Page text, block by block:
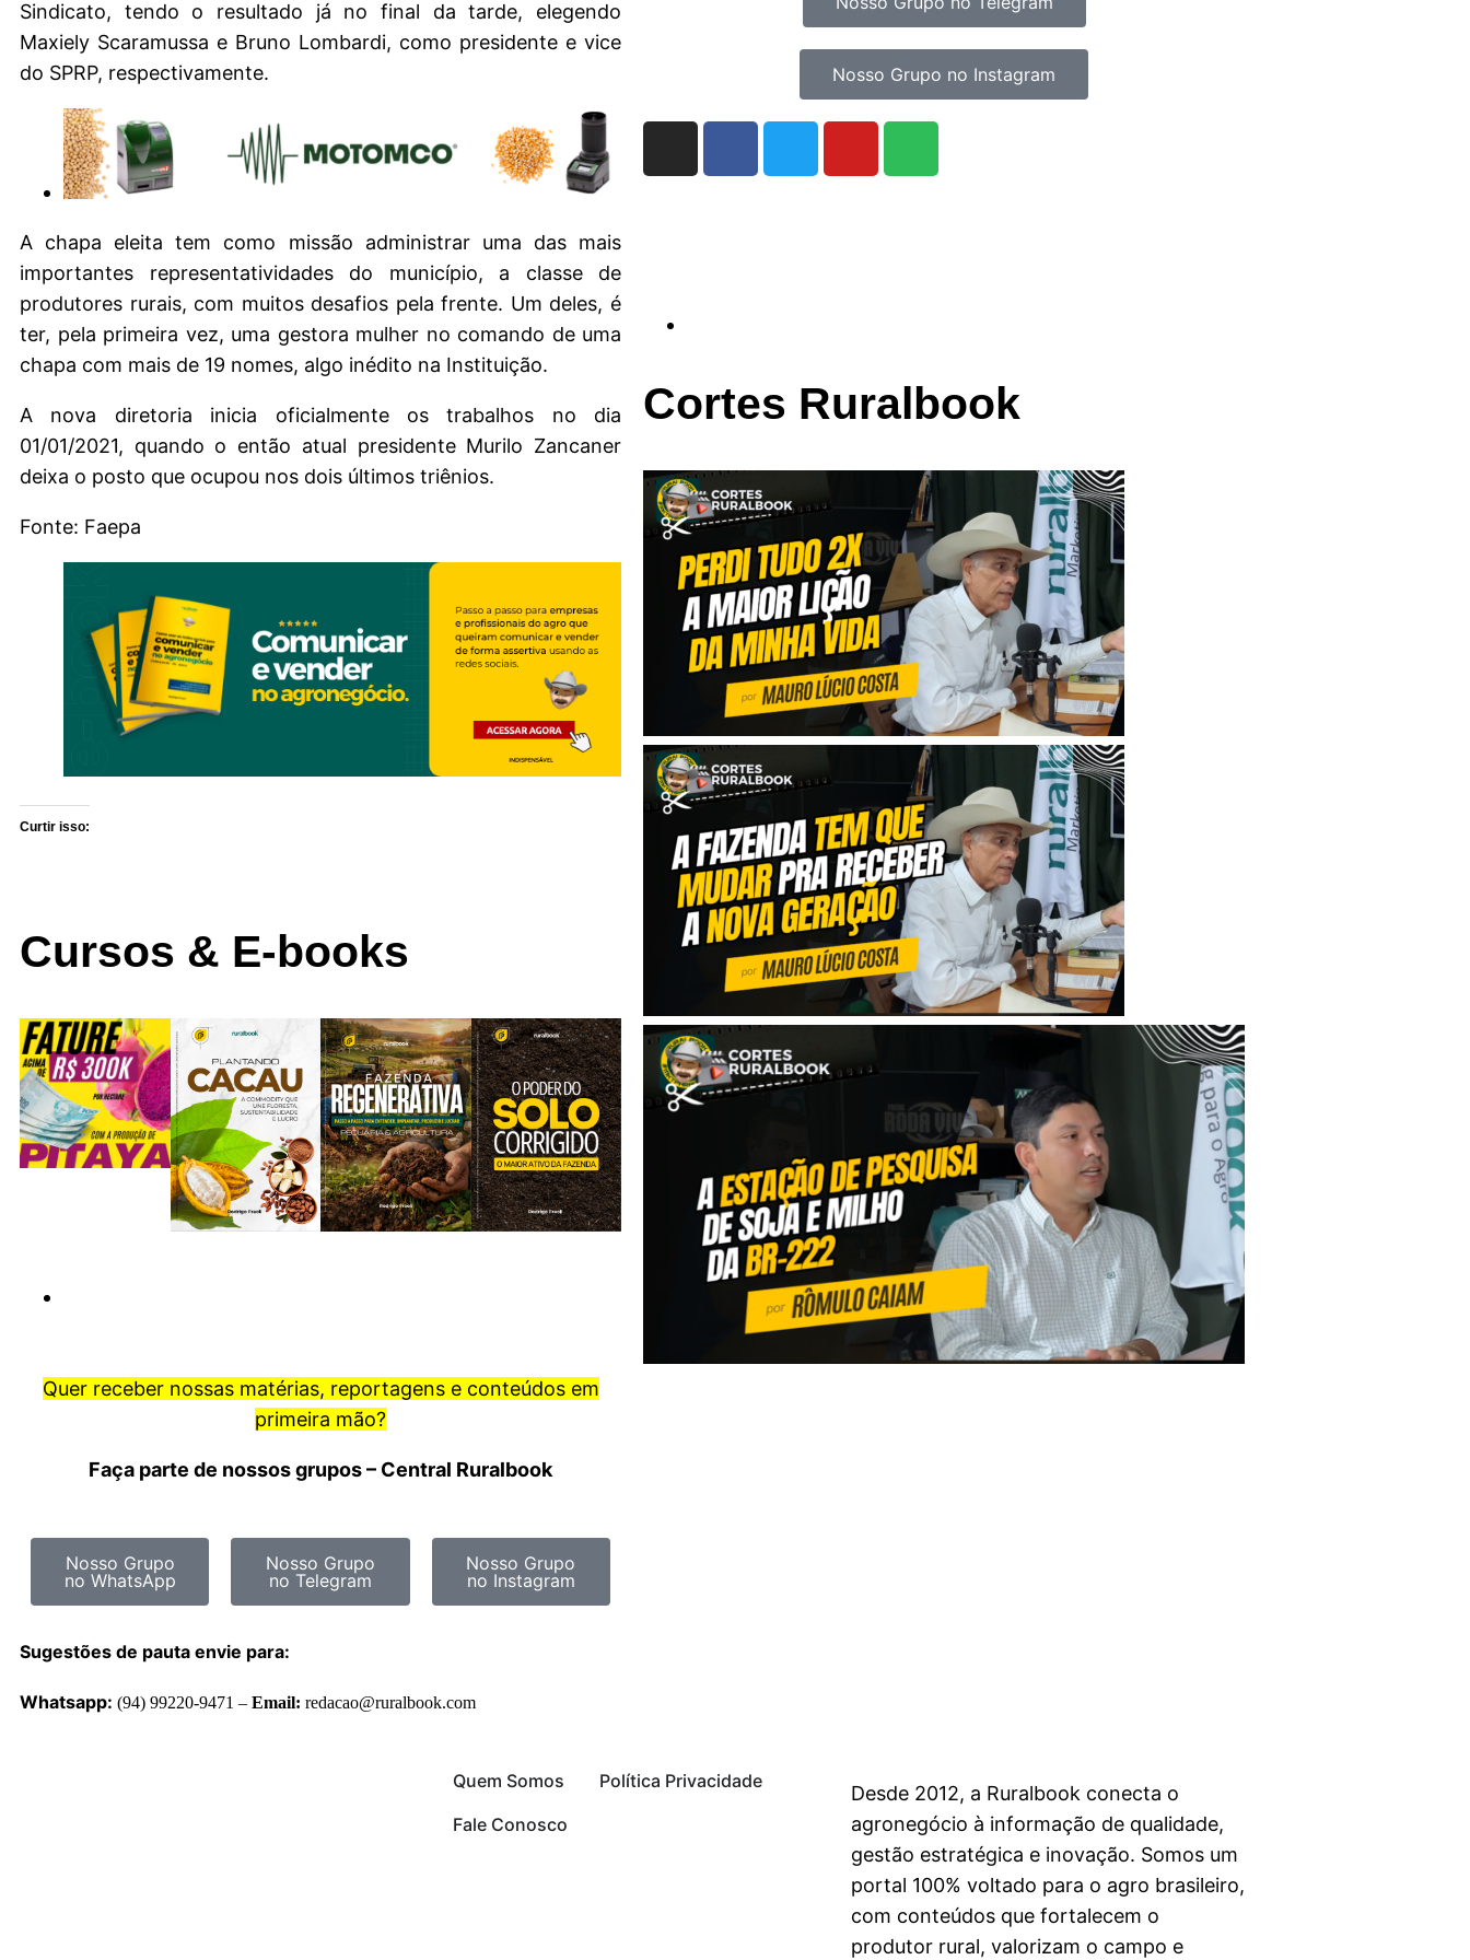
Sindicato, tendo o resultado já no final da tarde, elegendo
Maxiely Scaramussa e Bruno Lombardi, como presidente e vice
do SPRP, respectivamente.
A chapa eleita tem como missão administrar uma das mais
importantes representatividades do município, a classe de
produtores rurais, com muitos desafios pela frente. Um deles, é
ter, pela primeira vez, uma gestora mulher no comando de uma
chapa com mais de 19 nomes, algo inédito na Instituição.
A nova diretoria inicia oficialmente os trabalhos no dia
01/01/2021, quando o então atual presidente Murilo Zancaner
deixa o posto que ocupou nos dois últimos triênios.
Fonte: Faepa
Curtir isso:
Cursos & E-books
Quer receber nossas matérias, reportagens e conteúdos em
primeira mão?
Faça parte de nossos grupos – Central Ruralbook
Nosso Grupo
no WhatsApp
Nosso Grupo
no Telegram
Nosso Grupo
no Instagram
Sugestões de pauta envie para:
Whatsapp: (94) 99220-9471 – Email: redacao@ruralbook.com
Nosso Grupo no Instagram
Cortes Ruralbook
Quem Somos
Política Privacidade
Fale Conosco
Desde 2012, a Ruralbook conecta o
agronegócio à informação de qualidade,
gestão estratégica e inovação. Somos um
portal 100% voltado para o agro brasileiro,
com conteúdos que fortalecem o
produtor rural, valorizam o campo e